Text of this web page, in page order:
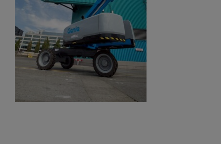
News
Ersatzteile